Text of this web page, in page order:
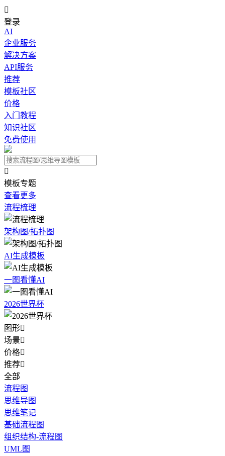

登录
AI
企业服务
解决方案
API服务
推荐
模板社区
价格
入门教程
知识社区
免费使用

模板专题
查看更多
流程梳理
架构图/拓扑图
AI生成模板
一图看懂AI
2026世界杯
图形
场景
价格
推荐
全部
流程图
思维导图
思维笔记
基础流程图
组织结构-流程图
UML图